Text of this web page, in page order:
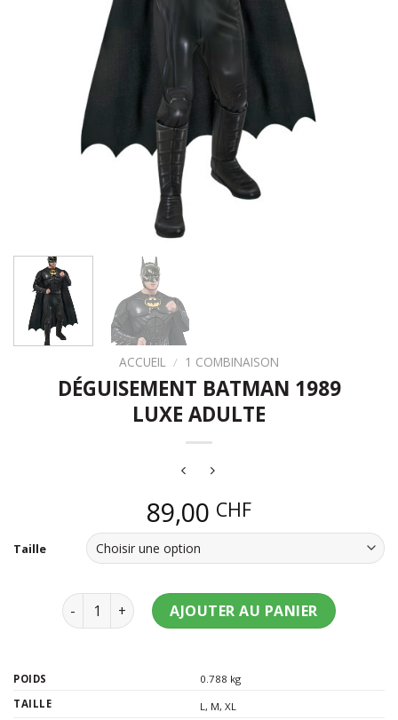
ACCUEIL / 1 COMBINAISON
DÉGUISEMENT BATMAN 1989
LUXE ADULTE
89,00 CHF
Taille
quantité de Déguisement Batman 1989 Luxe Adulte
AJOUTER AU PANIER
POIDS
0.788 kg
TAILLE
L, M, XL